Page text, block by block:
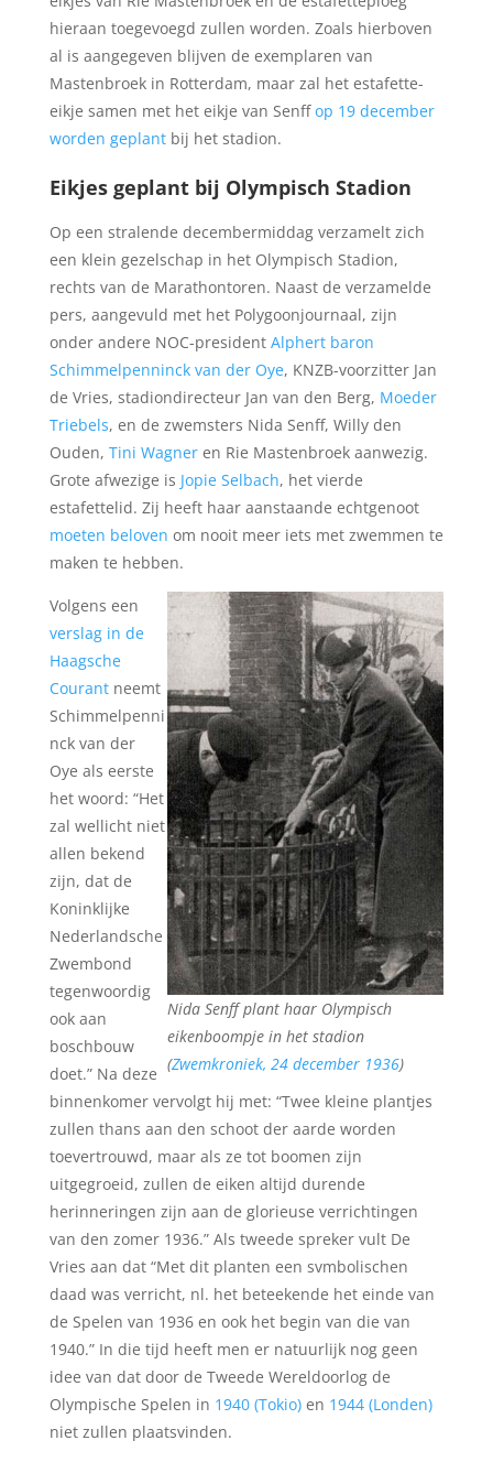
hieraan toegevoegd zullen worden. Zoals hierboven
al is aangegeven blijven de exemplaren van
Mastenbroek in Rotterdam, maar zal het estafette-
eikje samen met het eikje van Senffop 19 december
worden geplantbij het stadion.
Eikjes geplant bij Olympisch Stadion
Op een stralende decembermiddag verzamelt zich
een klein gezelschap in het Olympisch Stadion,
rechts van de Marathontoren. Naast de verzamelde
pers, aangevuld met het Polygoonjournaal, zijn
onder andere NOC-president Alphert baron
Schimmelpenninck van der Oye, KNZB-voorzitter Jan
de Vries, stadiondirecteur Jan van den Berg, Moeder
Triebels, en de zwemsters Nida Senff, Willy den
Ouden, Tini Wagneren Rie Mastenbroek aanwezig.
Grote afwezige is Jopie Selbach, het vierde
estafettelid. Zij heeft haar aanstaande echtgenoot
moeten beloven om nooit meer iets met zwemmen te
maken te hebben.
Nida Senff plant haar Olympisch
eikenboompje in het stadion
(Zwemkroniek, 24 december 1936)
Volgens een
verslag in de
Haagsche
Courantneemt
Schimmelpenni
nck van der
Oye als eerste
het woord: “Het
zal wellicht niet
allen bekend
zijn, dat de
Koninklijke
Nederlandsche
Zwembond
tegenwoordig
ook aan
boschbouw
doet.” Na deze
binnenkomer vervolgt hij met: “Twee kleine plantjes
zullen thans aan den schoot der aarde worden
toevertrouwd, maar als ze tot boomen zijn
uitgegroeid, zullen de eiken altijd durende
herinneringen zijn aan de glorieuse verrichtingen
van den zomer 1936.” Als tweede spreker vult De
Vries aan dat “Met dit planten een svmbolischen
daad was verricht, nl. het beteekende het einde van
de Spelen van 1936 en ook het begin van die van
1940.” In die tijd heeft men er natuurlijk nog geen
idee van dat door de Tweede Wereldoorlog de
Olympische Spelen in 1940 (Tokio)en 1944 (Londen)
niet zullen plaatsvinden.